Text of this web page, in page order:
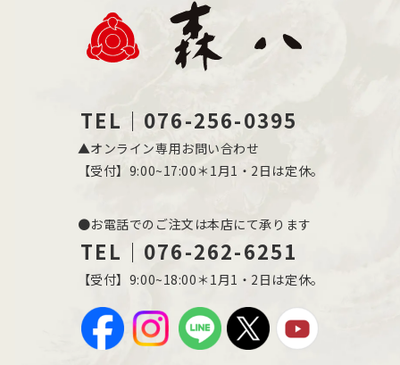
TEL｜076-256-0395
▲オンライン専用お問い合わせ
【受付】9:00~17:00＊1月1・2日は定休。
●お電話でのご注文は本店にて承ります
TEL｜076-262-6251
【受付】9:00~18:00＊1月1・2日は定休。